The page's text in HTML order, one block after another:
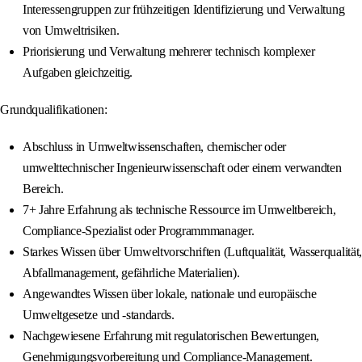
Interessengruppen zur frühzeitigen Identifizierung und Verwaltung
von Umweltrisiken.
Priorisierung und Verwaltung mehrerer technisch komplexer
Aufgaben gleichzeitig.
Grundqualifikationen:
Abschluss in Umweltwissenschaften, chemischer oder
umwelttechnischer Ingenieurwissenschaft oder einem verwandten
Bereich.
7+ Jahre Erfahrung als technische Ressource im Umweltbereich,
Compliance-Spezialist oder Programmmanager.
Starkes Wissen über Umweltvorschriften (Luftqualität, Wasserqualität,
Abfallmanagement, gefährliche Materialien).
Angewandtes Wissen über lokale, nationale und europäische
Umweltgesetze und -standards.
Nachgewiesene Erfahrung mit regulatorischen Bewertungen,
Genehmigungsvorbereitung und Compliance-Management.